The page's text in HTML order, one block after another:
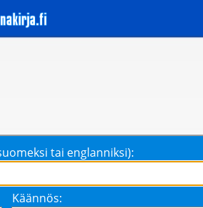
tai englanniksi):
Käännös: